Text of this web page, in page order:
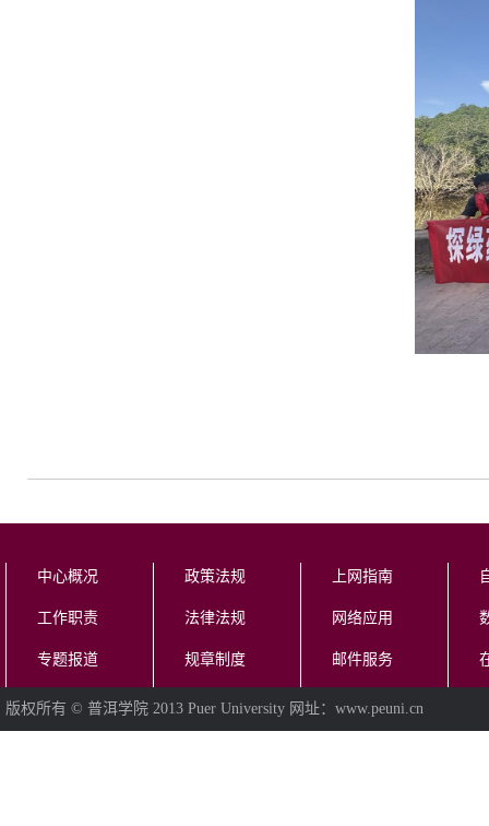
中心概况
工作职责
专题报道
政策法规
法律法规
规章制度
上网指南
网络应用
邮件服务
版权所有 © 普洱学院 2013 Puer University 网址：www.peuni.cn